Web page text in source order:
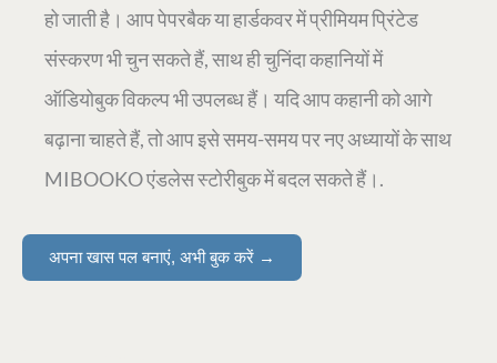
हो जाती है। आप पेपरबैक या हार्डकवर में प्रीमियम प्रिंटेड
संस्करण भी चुन सकते हैं, साथ ही चुनिंदा कहानियों में
ऑडियोबुक विकल्प भी उपलब्ध हैं। यदि आप कहानी को आगे
बढ़ाना चाहते हैं, तो आप इसे समय-समय पर नए अध्यायों के साथ
MIBOOKO एंडलेस स्टोरीबुक में बदल सकते हैं।.
अपना खास पल बनाएं, अभी बुक करें →